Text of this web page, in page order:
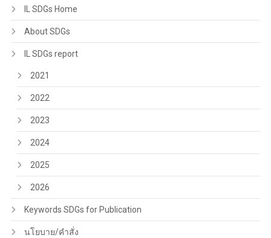
IL SDGs Home
About SDGs
IL SDGs report
2021
2022
2023
2024
2025
2026
Keywords SDGs for Publication
นโยบาย/คำสั่ง